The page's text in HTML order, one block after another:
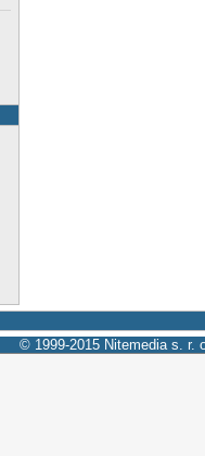
© 1999-2015 Nitemedia s. r.